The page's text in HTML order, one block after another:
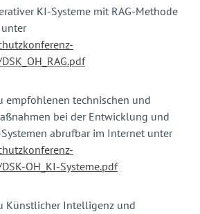
KI-Systeme mit RAG-Methode
empfohlenen technischen und
bei der Entwicklung und
abrufbar im Internet unter
OH_KI-Systeme.pdf
Künstlicher Intelligenz und